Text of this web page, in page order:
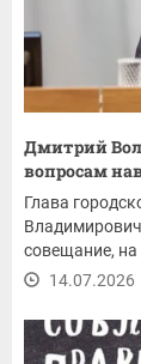
Дмитрий
вопросам
Глава
совещание, на
14.07.2026